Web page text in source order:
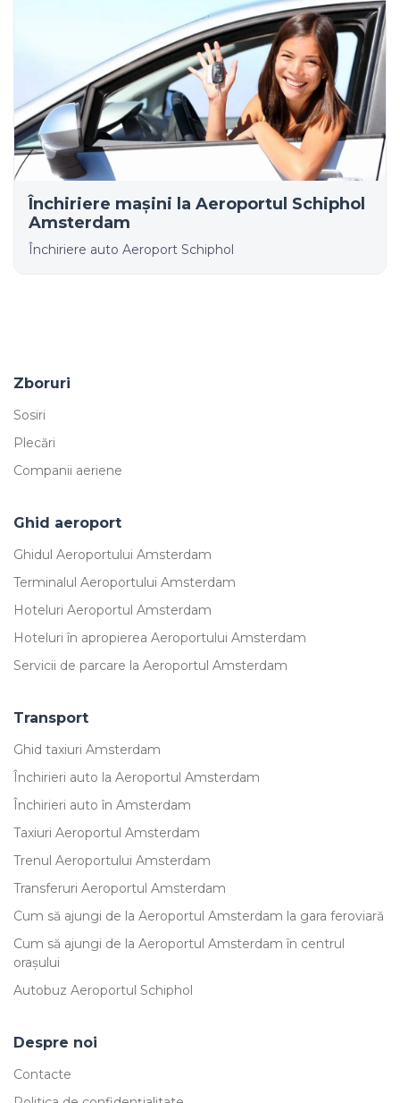
Închiriere mașini la Aeroportul Schiphol
Amsterdam
Închiriere auto Aeroport Schiphol
Zboruri
Sosiri
Plecări
Companii aeriene
Ghid aeroport
Ghidul Aeroportului Amsterdam
Terminalul Aeroportului Amsterdam
Hoteluri Aeroportul Amsterdam
Hoteluri în apropierea Aeroportului Amsterdam
Servicii de parcare la Aeroportul Amsterdam
Transport
Ghid taxiuri Amsterdam
Închirieri auto la Aeroportul Amsterdam
Închirieri auto în Amsterdam
Taxiuri Aeroportul Amsterdam
Trenul Aeroportului Amsterdam
Transferuri Aeroportul Amsterdam
Cum să ajungi de la Aeroportul Amsterdam la gara feroviară
Cum să ajungi de la Aeroportul Amsterdam în centrul
orașului
Autobuz Aeroportul Schiphol
Despre noi
Contacte